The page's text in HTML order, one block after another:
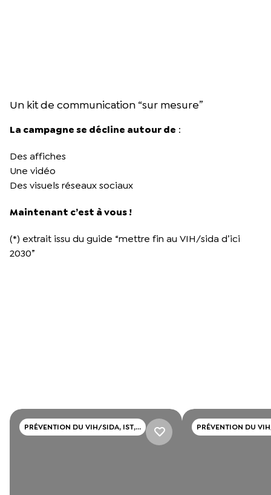
Un kit de communication “sur mesure”
La campagne se décline autour de :
Des affiches
Une vidéo
Des visuels réseaux sociaux
Maintenant c’est à vous !
(*) extrait issu du guide “mettre fin au VIH/sida d’ici
2030”
PRÉVENTION DU VIH/SIDA, IST,
HÉPATITE
PRÉVENTION DU
HÉPATITE